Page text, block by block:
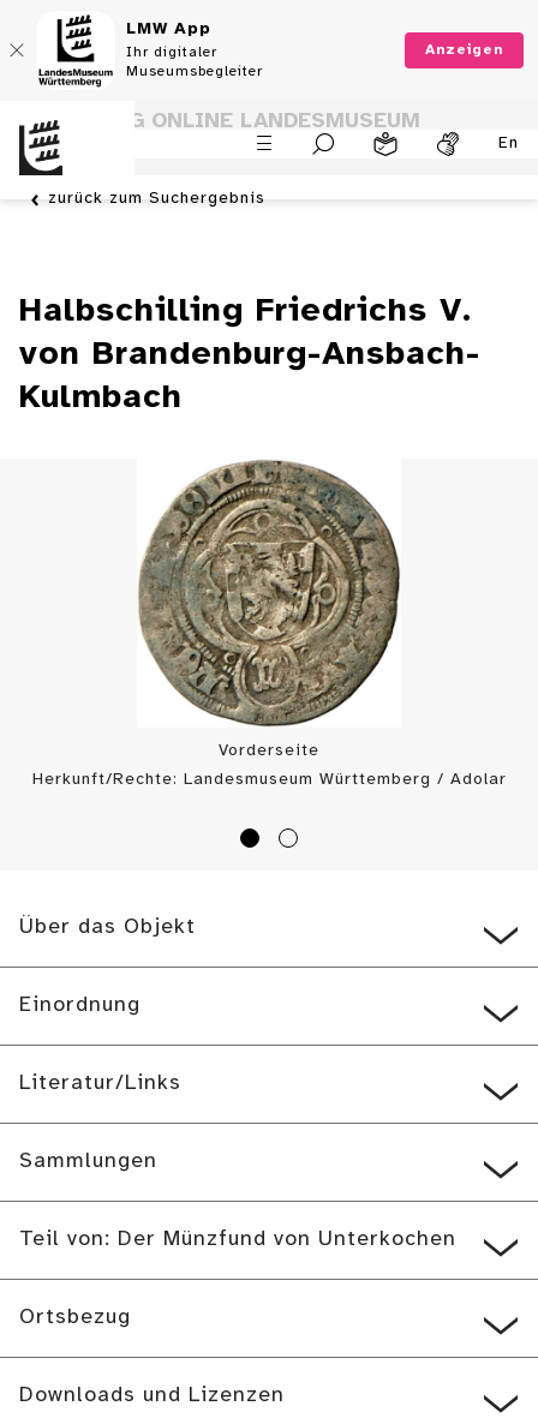
LMW App
Ihr digitaler
Museumsbegleiter
Anzeigen
En
SAMMLUNG ONLINE LANDESMUSEUM
WÜRTTEMBERG
zurück zum Suchergebnis
Halbschilling Friedrichs V.
von Brandenburg-Ansbach-
Kulmbach
Vorderseite
Herkunft/Rechte: Landesmuseum Württemberg / Adolar
Über das Objekt
Einordnung
Literatur/Links
Sammlungen
Teil von: Der Münzfund von Unterkochen
Ortsbezug
Downloads und Lizenzen